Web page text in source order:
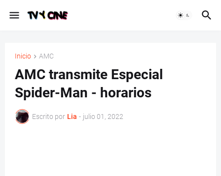
Inicio AMC
AMC transmite Especial
Spider-Man - horarios
Escrito por Lia - julio 01, 2022